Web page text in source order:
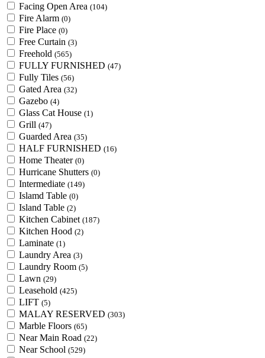
Facing Open Area (104)
Fire Alarm (0)
Fire Place (0)
Free Curtain (3)
Freehold (565)
FULLY FURNISHED (47)
Fully Tiles (56)
Gated Area (32)
Gazebo (4)
Glass Cat House (1)
Grill (47)
Guarded Area (35)
HALF FURNISHED (16)
Home Theater (0)
Hurricane Shutters (0)
Intermediate (149)
Islamd Table (0)
Island Table (2)
Kitchen Cabinet (187)
Kitchen Hood (2)
Laminate (1)
Laundry Area (3)
Laundry Room (5)
Lawn (29)
Leasehold (425)
LIFT (5)
MALAY RESERVED (303)
Marble Floors (65)
Near Main Road (22)
Near School (529)